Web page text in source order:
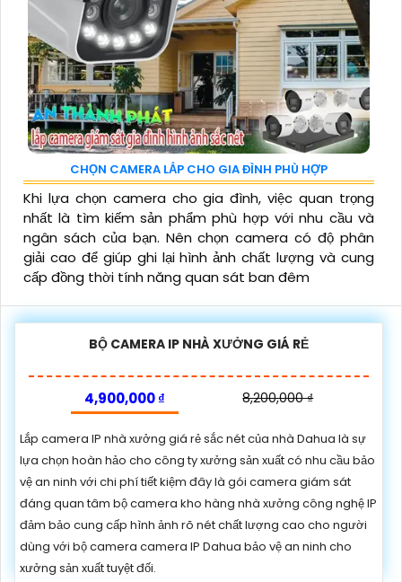
CHỌN CAMERA LẮP CHO GIA ĐÌNH PHÙ HỢP
Khi lựa chọn camera cho gia đình, việc quan trọng
nhất là tìm kiếm sản phẩm phù hợp với nhu cầu và
ngân sách của bạn. Nên chọn camera có độ phân
giải cao để giúp ghi lại hình ảnh chất lượng và cung
cấp đồng thời tính năng quan sát ban đêm
BỘ CAMERA IP NHÀ XƯỞNG GIÁ RẺ
4,900,000 ₫ 8,200,000 ₫
Lắp camera IP nhà xưởng giá rẻ sắc nét của nhà Dahua là sự
lựa chọn hoàn hảo cho công ty xưởng sản xuất có nhu cầu bảo
vệ an ninh với chi phí tiết kiệm đây là gói camera giám sát
đáng quan tâm bộ camera kho hàng nhà xưởng công nghệ IP
đảm bảo cung cấp hình ảnh rõ nét chất lượng cao cho người
dùng với bộ camera camera IP Dahua bảo vệ an ninh cho
xưởng sản xuất tuyệt đối.